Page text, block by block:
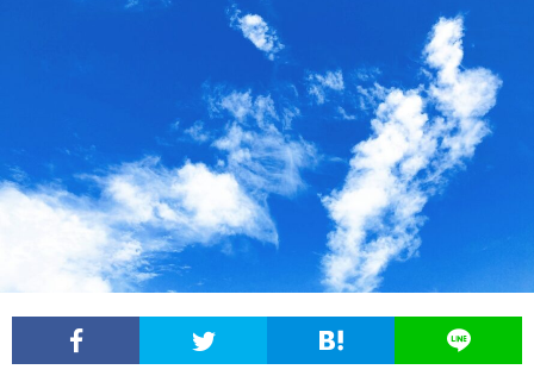
書
プ